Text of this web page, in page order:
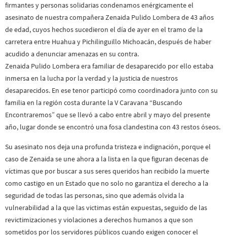
firmantes y personas solidarias condenamos enérgicamente el
asesinato de nuestra compañera Zenaida Pulido Lombera de 43 años
de edad, cuyos hechos sucedieron el día de ayer en el tramo de la
carretera entre Huahua y Pichilinguillo Michoacán, después de haber
acudido a denunciar amenazas en su contra.
Zenaida Pulido Lombera era familiar de desaparecido por ello estaba
inmersa en la lucha por la verdad y la justicia de nuestros
desaparecidos. En ese tenor participó como coordinadora junto con su
familia en la región costa durante la V Caravana “Buscando
Encontraremos” que se llevó a cabo entre abril y mayo del presente
año, lugar donde se encontró una fosa clandestina con 43 restos óseos.
Su asesinato nos deja una profunda tristeza e indignación, porque el
caso de Zenaida se une ahora a la lista en la que figuran decenas de
víctimas que por buscar a sus seres queridos han recibido la muerte
como castigo en un Estado que no solo no garantiza el derecho a la
seguridad de todas las personas, sino que además olvida la
vulnerabilidad a la que las victimas están expuestas, seguido de las
revictimizaciones y violaciones a derechos humanos a que son
sometidos por los servidores públicos cuando exigen conocer el